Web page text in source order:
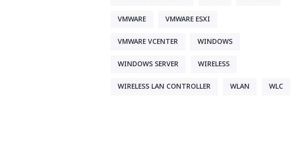
VMWARE VMWARE ESXI
VMWARE VCENTER WINDOWS
WINDOWS SERVER WIRELESS
WIRELESS LAN CONTROLLER WLAN WLC